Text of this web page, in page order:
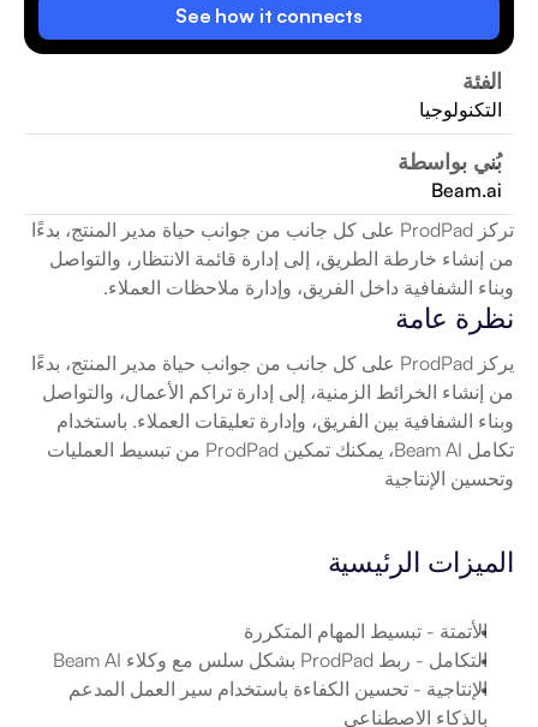
See how it connects
الفئة
التكنولوجيا
بُني بواسطة
Beam.ai
وبناء الشفافية داخل الفريق، وإدارة ملاحظات العملاء.
نظرة عامة
وتحسين الإنتاجية
الميزات الرئيسية
الأتمتة - تبسيط المهام المتكررة
التكامل - ربط ProdPad بشكل سلس مع وكلاء Beam AI
الإنتاجية
بالذكاء الاصطناعي